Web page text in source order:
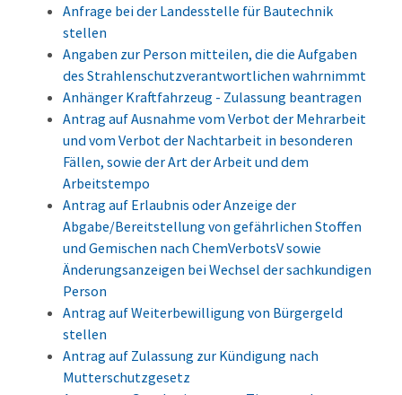
Anfrage bei der Landesstelle für Bautechnik
stellen
Angaben zur Person mitteilen, die die Aufgaben
des Strahlenschutzverantwortlichen wahrnimmt
Anhänger Kraftfahrzeug - Zulassung beantragen
Antrag auf Ausnahme vom Verbot der Mehrarbeit
und vom Verbot der Nachtarbeit in besonderen
Fällen, sowie der Art der Arbeit und dem
Arbeitstempo
Antrag auf Erlaubnis oder Anzeige der
Abgabe/Bereitstellung von gefährlichen Stoffen
und Gemischen nach ChemVerbotsV sowie
Änderungsanzeigen bei Wechsel der sachkundigen
Person
Antrag auf Weiterbewilligung von Bürgergeld
stellen
Antrag auf Zulassung zur Kündigung nach
Mutterschutzgesetz